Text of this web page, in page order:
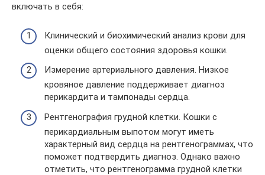
включать в себя:
Клинический и биохимический анализ крови для
оценки общего состояния здоровья кошки.
Измерение артериального давления. Низкое
кровяное давление поддерживает диагноз
перикардита и тампонады сердца.
Рентгенография грудной клетки. Кошки с
перикардиальным выпотом могут иметь
характерный вид сердца на рентгенограммах, что
поможет подтвердить диагноз. Однако важно
отметить, что рентгенограмма грудной клетки